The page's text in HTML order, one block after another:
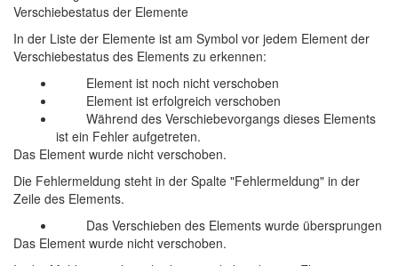
Verschiebestatus der Elemente
In der Liste der Elemente ist am Symbol vor jedem Element der
Verschiebestatus des Elements zu erkennen:
Element ist noch nicht verschoben
Element ist erfolgreich verschoben
Während des Verschiebevorgangs dieses Elements
ist ein Fehler aufgetreten.
Das Element wurde nicht verschoben.
Die Fehlermeldung steht in der Spalte "Fehlermeldung" in der
Zeile des Elements.
Das Verschieben des Elements wurde übersprungen
Das Element wurde nicht verschoben.